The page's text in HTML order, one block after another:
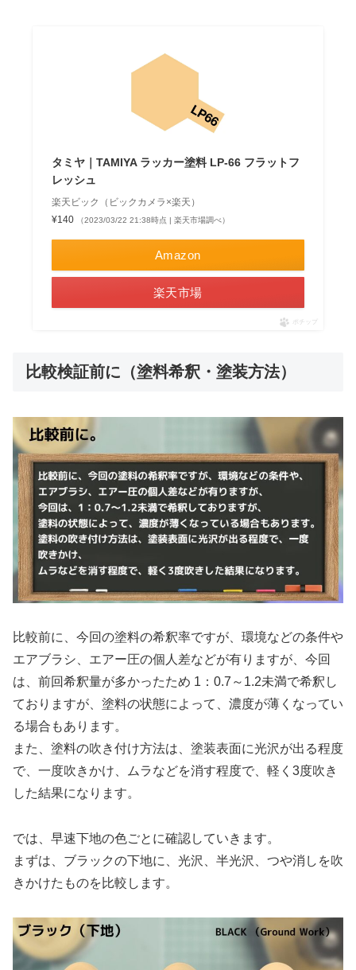
タミヤ｜TAMIYA ラッカー塗料 LP-66 フラットフ
レッシュ
楽天ビック（ビックカメラ×楽天）
¥140
（2023/03/22 21:38時点 | 楽天市場調べ）
Amazon
楽天市場
ポチップ
比較検証前に（塗料希釈・塗装方法）
比較前に、今回の塗料の希釈率ですが、環境などの条件や
エアブラシ、エアー圧の個人差などが有りますが、今回
は、前回希釈量が多かったため 1：0.7～1.2未満で希釈し
ておりますが、塗料の状態によって、濃度が薄くなってい
る場合もあります。
また、塗料の吹き付け方法は、塗装表面に光沢が出る程度
で、一度吹きかけ、ムラなどを消す程度で、軽く3度吹き
した結果になります。
では、早速下地の色ごとに確認していきます。
まずは、ブラックの下地に、光沢、半光沢、つや消しを吹
きかけたものを比較します。